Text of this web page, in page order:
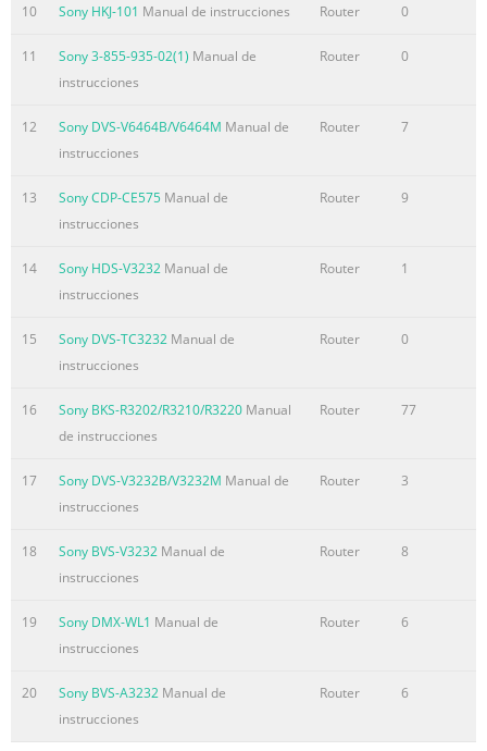
10 Sony HKJ-101 Manual de instrucciones Router 0
11 Sony 3-855-935-02(1) Manual de
instrucciones
Router 0
12 Sony DVS-V6464B/V6464M Manual de
instrucciones
Router 7
13 Sony CDP-CE575 Manual de
instrucciones
Router 9
14 Sony HDS-V3232 Manual de
instrucciones
Router 1
15 Sony DVS-TC3232 Manual de
instrucciones
Router 0
16 Sony BKS-R3202/R3210/R3220 Manual
de instrucciones
Router 77
17 Sony DVS-V3232B/V3232M Manual de
instrucciones
Router 3
18 Sony BVS-V3232 Manual de
instrucciones
Router 8
19 Sony DMX-WL1 Manual de
instrucciones
Router 6
20 Sony BVS-A3232 Manual de
instrucciones
Router 6